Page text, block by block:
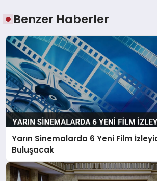
Benzer Haberler
Yarın Sinemalarda 6 Yeni Film
Buluşacak